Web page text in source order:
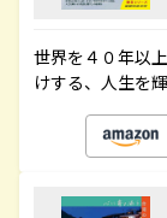
世界を４０年以
けする、人生を